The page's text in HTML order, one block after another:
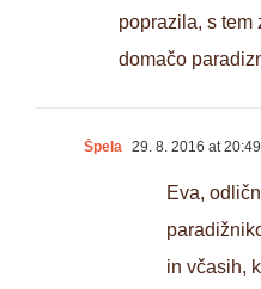
poprazila, s tem
domačo
Špela 29. 8. 2016 at 20:49
Eva,
in včasih,